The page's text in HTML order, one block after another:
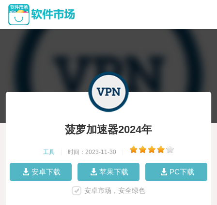
菠萝加速器2024年
工具 时间：2023-11-30
安卓下载 苹果下载 PC下载
安卓市场，安全绿色